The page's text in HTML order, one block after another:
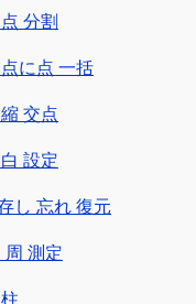
分割
に点 一括
交点
設定
し 忘れ 復元
周 測定